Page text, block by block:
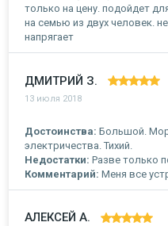
только на цену. подойдет
на семью из двух человек.
напрягает
ДМИТРИЙ З.
13 июля 2018
Достоинства: Большой.
электричества. Тихий.
Недостатки: Разве только
Комментарий: Меня все
АЛЕКСЕЙ А.